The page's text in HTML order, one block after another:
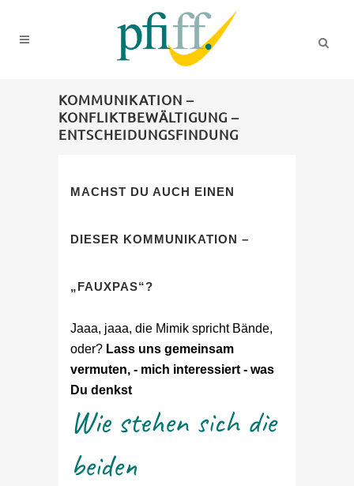
KOMMUNIKATION –
KONFLIKTBEWÄLTIGUNG –
ENTSCHEIDUNGSFINDUNG
MACHST DU AUCH EINEN
DIESER KOMMUNIKATION –
„FAUXPAS“?
Jaaa, jaaa, die Mimik spricht Bände,
oder? Lass uns gemeinsam
vermuten, - mich interessiert - was
Du denkst
Wie stehen sich die
beiden